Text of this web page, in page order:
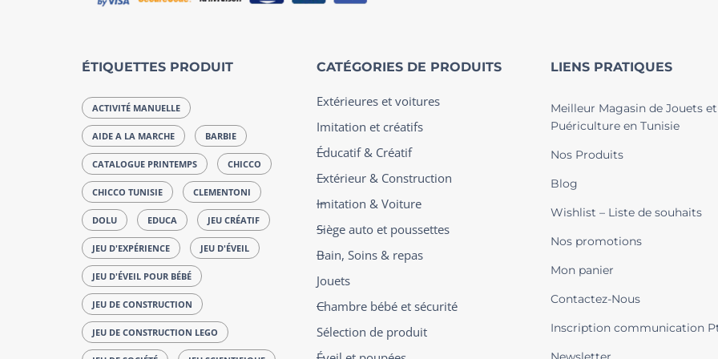
ÉTIQUETTES PRODUIT
ACTIVITÉ MANUELLE
AIDE A LA MARCHE BARBIE
CATALOGUE PRINTEMPS CHICCO
CHICCO TUNISIE CLEMENTONI
DOLU EDUCA JEU CRÉATIF
JEU D'EXPÉRIENCE JEU D'ÉVEIL
JEU D'ÉVEIL POUR BÉBÉ
JEU DE CONSTRUCTION
JEU DE CONSTRUCTION LEGO
CATÉGORIES DE PRODUITS
Extérieures et voitures
Imitation et créatifs
Éducatif & Créatif
Extérieur & Construction
Imitation & Voiture
Siège auto et poussettes
Bain, Soins & repas
Jouets
Chambre bébé et sécurité
Sélection de produit
LIENS PRATIQUES
Meilleur Magasin de Jouets et
Puériculture en Tunisie
Nos Produits
Blog
Wishlist – Liste de souhaits
Nos promotions
Mon panier
Contactez-Nous
Inscription communication